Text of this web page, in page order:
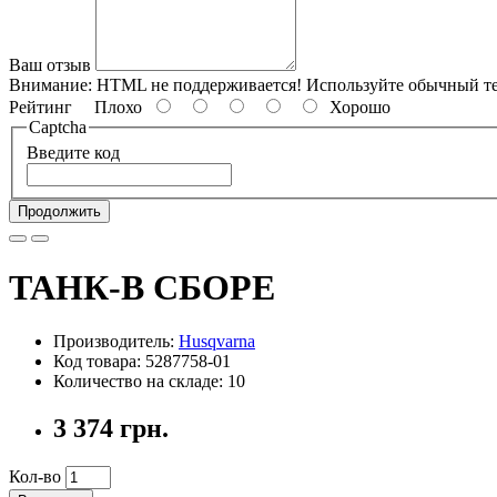
Ваш отзыв
Внимание: HTML не поддерживается! Используйте обычный
Рейтинг Плохо
Хорошо
Captcha
Введите код
Продолжить
ТАНК-В СБОРЕ
Производитель: Husqvarna
Код товара: 5287758-01
Количество на складе: 10
3 374 грн.
Кол-во